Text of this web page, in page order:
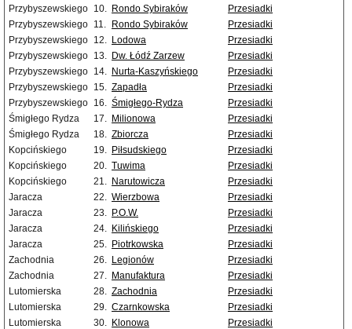
Przybyszewskiego 10. Rondo Sybiraków
Przesiadki
Przybyszewskiego 11. Rondo Sybiraków
Przesiadki
Przybyszewskiego 12. Lodowa
Przesiadki
Przybyszewskiego 13. Dw. Łódź Zarzew
Przesiadki
Przybyszewskiego 14. Nurta-Kaszyńskiego
Przesiadki
Przybyszewskiego 15. Zapadła
Przesiadki
Przybyszewskiego 16. Śmigłego-Rydza
Przesiadki
Śmigłego Rydza
17. Milionowa
Przesiadki
Śmigłego Rydza
18. Zbiorcza
Przesiadki
Kopcińskiego
19. Piłsudskiego
Przesiadki
Kopcińskiego
20. Tuwima
Przesiadki
Kopcińskiego
21. Narutowicza
Przesiadki
Jaracza
22. Wierzbowa
Przesiadki
Jaracza
23. P.O.W.
Przesiadki
Jaracza
24. Kilińskiego
Przesiadki
Jaracza
25. Piotrkowska
Przesiadki
Zachodnia
26. Legionów
Przesiadki
Zachodnia
27. Manufaktura
Przesiadki
Lutomierska
28. Zachodnia
Przesiadki
Lutomierska
29. Czarnkowska
Przesiadki
Lutomierska
30. Klonowa Przesiadki